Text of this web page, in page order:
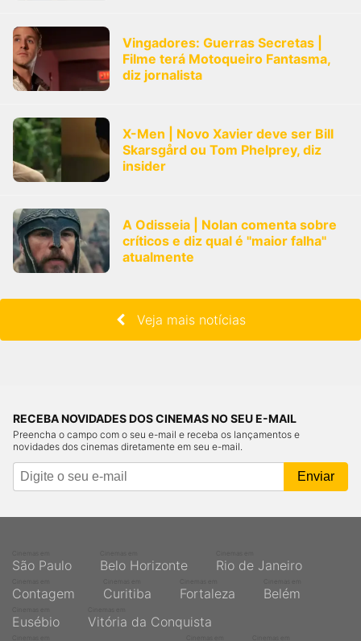
Vingadores: Guerras Secretas |
Filme terá Motoqueiro Fantasma,
diz jornalista
X-Men | Novo Xavier deve ser Bill
Skarsgård ou Tom Phelprey, diz
insider
A Odisseia | Nolan comenta sobre
críticos e diz qual é "maior falha"
atualmente
Veja mais notícias
RECEBA NOVIDADES DOS CINEMAS NO SEU E-MAIL
Preencha o campo com o seu e-mail e receba os lançamentos e
novidades dos cinemas diretamente em seu e-mail.
São Paulo Belo Horizonte Rio de Janeiro
Contagem Curitiba Fortaleza Belém
Eusébio Vitória da Conquista